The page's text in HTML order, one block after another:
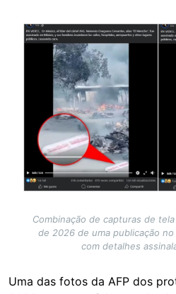
Image
Combinação de capturas de
de 2026 de uma publicação
com detalhes
Uma das fotos da AFP dos